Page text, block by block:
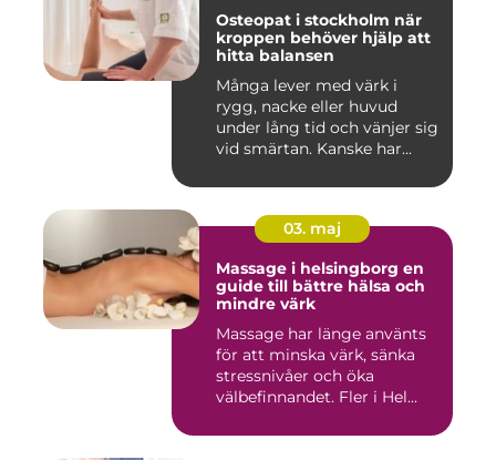
Osteopat i stockholm när
kroppen behöver hjälp att
hitta balansen
Många lever med värk i
rygg, nacke eller huvud
under lång tid och vänjer sig
vid smärtan. Kanske har...
03. maj
Massage i helsingborg en
guide till bättre hälsa och
mindre värk
Massage har länge använts
för att minska värk, sänka
stressnivåer och öka
välbefinnandet. Fler i Hel...